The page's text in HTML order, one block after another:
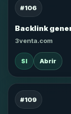
#106
Backlink
3venta.com
SI Abrir
#109